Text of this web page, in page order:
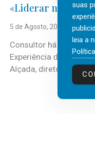
«Liderar não é
5 de Agosto, 2026
Consultor há mais de
Experiência do Cliente,
Alçada, diretor
suas
leia a